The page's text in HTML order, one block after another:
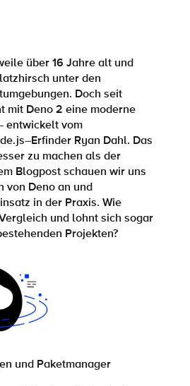
über 16 Jahre alt und
unter den
. Doch seit
mit Deno2 eine moderne
entwickelt vom
–Erfinder Ryan Dahl. Das
zu machen als der
Blogpost schauen wir uns
von Denoan und
in der Praxis. Wie
und lohnt sich sogar
Projekten?
und Paketmanager